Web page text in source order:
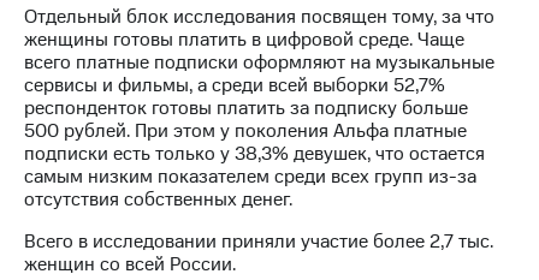
Отдельный блок исследования посвящен тому, за что
женщины готовы платить в цифровой среде. Чаще
всего платные подписки оформляют на музыкальные
сервисы и фильмы, а среди всей выборки 52,7%
респонденток готовы платить за подписку больше
500 рублей. При этом у поколения Альфа платные
подписки есть только у 38,3% девушек, что остается
самым низким показателем среди всех групп из-за
отсутствия собственных денег.
Всего в исследовании приняли участие более 2,7 тыс.
женщин со всей России.